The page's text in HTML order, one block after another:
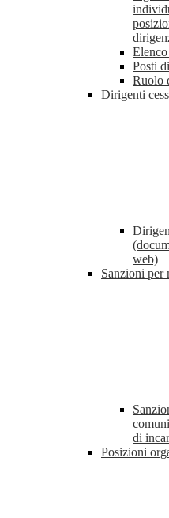
Posti
Ruolo
Dirigenti
web)
Sanzioni per
di
Posizioni